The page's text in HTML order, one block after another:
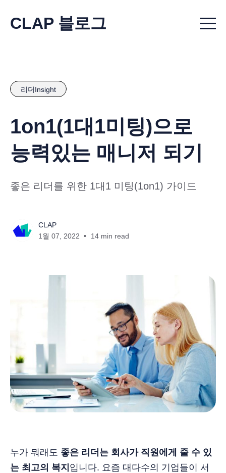
CLAP 블로그 Menu
리더Insight
1on1(1대1미팅)으로
능력있는 매니저 되기
좋은 리더를 위한 1대1 미팅(1on1) 가이드
CLAP
1월 07, 2022
14 min read
누가 뭐래도 좋은 리더는 회사가 직원에게 줄 수 있
는 최고의 복지 입니다. 요즘 대다수의 기업들이 서